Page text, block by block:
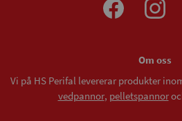
Om oss
Vi på HS Perifal levererar produkter
vedpannor, pelletspannor